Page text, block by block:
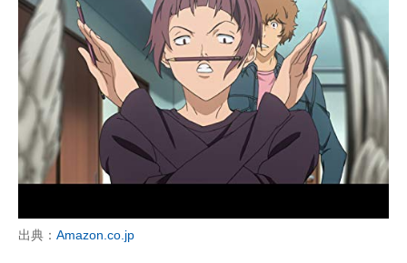
出典： Amazon.co.jp